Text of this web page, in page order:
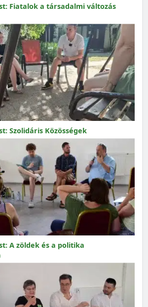
Fiatalok a társadalmi változás
Szolidáris Közösségek
A zöldek és a politika